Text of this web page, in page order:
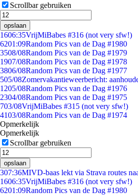
Scrollbar gebruiken
opslaan
1606:35VrijMiBabes #316 (not very sfw!)
6201:09Random Pics van de Dag #1980
3508/08Random Pics van de Dag #1979
1907/08Random Pics van de Dag #1978
3806/08Random Pics van de Dag #1977
505/08Zomervakantieweerbericht:
1205/08Random Pics van de Dag #1976
2304/08Random Pics van de Dag #1975
703/08VrijMiBabes #315 (not very sfw!)
4103/08Random Pics van de Dag #1974
Opmerkelijk
Opmerkelijk
Scrollbar gebruiken
opslaan
307:36MIVD-baas lekt via Strava routes
1606:35VrijMiBabes #316 (not very sfw!)
6201:09Random Pics van de Dag #1980